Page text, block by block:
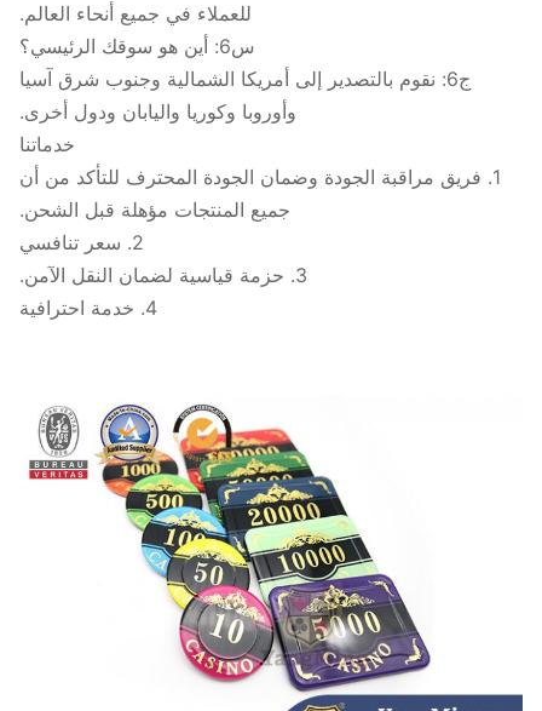
للعملاء في جميع أنحاء العالم.
س6: أين هو سوقك الرئيسي؟
ج6: نقوم بالتصدير إلى أمريكا الشمالية وجنوب شرق آسيا
وأوروبا وكوريا واليابان ودول أخرى.
خدماتنا
1. فريق مراقبة الجودة وضمان الجودة المحترف للتأكد من أن
جميع المنتجات مؤهلة قبل الشحن.
2. سعر تنافسي
3. حزمة قياسية لضمان النقل الآمن.
4. خدمة احترافية